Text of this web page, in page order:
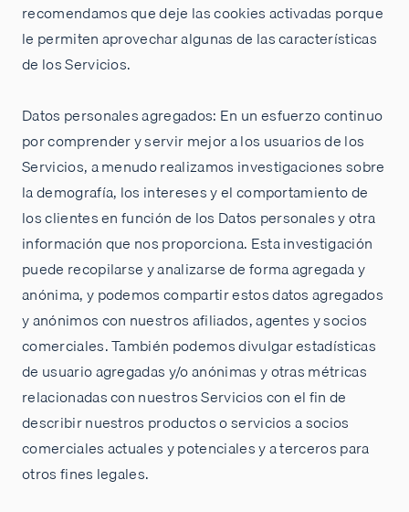
recomendamos que deje las cookies activadas porque
le permiten aprovechar algunas de las características
de los Servicios.
Datos personales agregados: En un esfuerzo continuo
por comprender y servir mejor a los usuarios de los
Servicios, a menudo realizamos investigaciones sobre
la demografía, los intereses y el comportamiento de
los clientes en función de los Datos personales y otra
información que nos proporciona. Esta investigación
puede recopilarse y analizarse de forma agregada y
anónima, y podemos compartir estos datos agregados
y anónimos con nuestros afiliados, agentes y socios
comerciales. También podemos divulgar estadísticas
de usuario agregadas y/o anónimas y otras métricas
relacionadas con nuestros Servicios con el fin de
describir nuestros productos o servicios a socios
comerciales actuales y potenciales y a terceros para
otros fines legales.